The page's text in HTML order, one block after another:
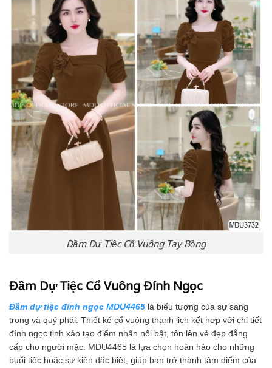
Đầm Dự Tiệc Cổ Vuông Tay Bồng
Đầm Dự Tiệc Cổ Vuông Đính Ngọc
Đầm dự tiệc đính ngọc MDU4465 là biểu tượng của sự sang
trọng và quý phái. Thiết kế cổ vuông thanh lịch kết hợp với chi tiết
đính ngọc tinh xảo tạo điểm nhấn nổi bật, tôn lên vẻ đẹp đẳng
cấp cho người mặc. MDU4465 là lựa chọn hoàn hảo cho những
buổi tiệc hoặc sự kiện đặc biệt, giúp bạn trở thành tâm điểm của